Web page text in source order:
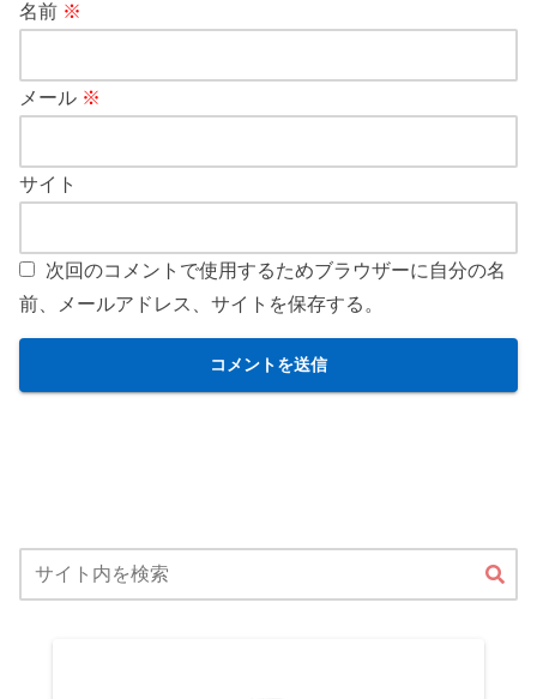
名前 ※
メール ※
サイト
次回のコメントで使用するためブラウザーに自分の名
前、メールアドレス、サイトを保存する。